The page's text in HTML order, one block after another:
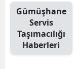
Gümüşhane
Servis
Taşımacılığı
Haberleri